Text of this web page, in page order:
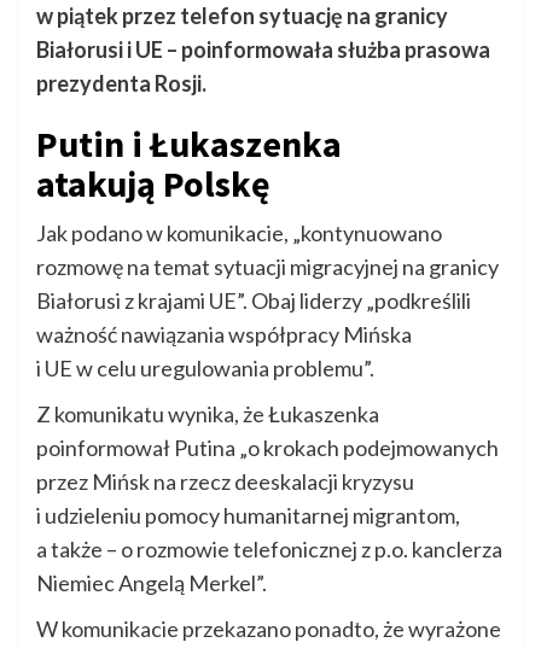
w piątek przez telefon sytuację na granicy
Białorusi i UE – poinformowała służba prasowa
prezydenta Rosji.
Putin i Łukaszenka
atakują Polskę
Jak podano w komunikacie, „kontynuowano
rozmowę na temat sytuacji migracyjnej na granicy
Białorusi z krajami UE”. Obaj liderzy „podkreślili
ważność nawiązania współpracy Mińska
i UE w celu uregulowania problemu”.
Z komunikatu wynika, że Łukaszenka
poinformował Putina „o krokach podejmowanych
przez Mińsk na rzecz deeskalacji kryzysu
i udzieleniu pomocy humanitarnej migrantom,
a także – o rozmowie telefonicznej z p.o. kanclerza
Niemiec Angelą Merkel”.
W komunikacie przekazano ponadto, że wyrażone